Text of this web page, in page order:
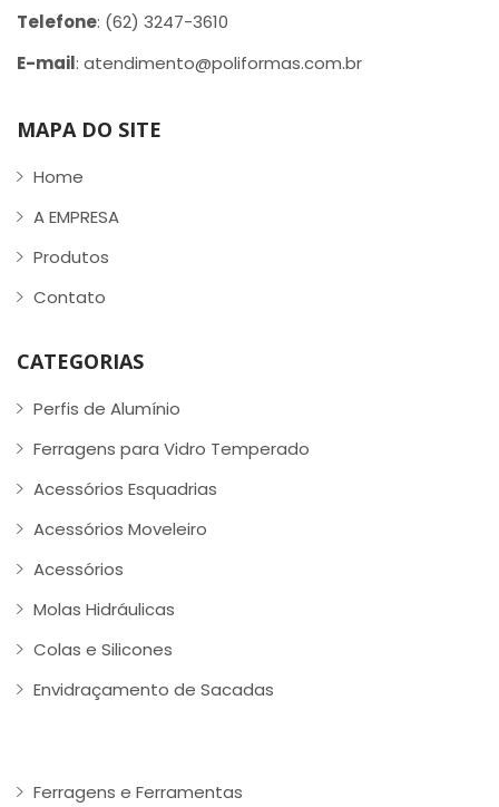
Telefone: (62) 3247-3610
E-mail: atendimento@poliformas.com.br
MAPA DO SITE
Home
A EMPRESA
Produtos
Contato
CATEGORIAS
Perfis de Alumínio
Ferragens para Vidro Temperado
Acessórios Esquadrias
Acessórios Moveleiro
Acessórios
Molas Hidráulicas
Colas e Silicones
Envidraçamento de Sacadas
Ferragens e Ferramentas